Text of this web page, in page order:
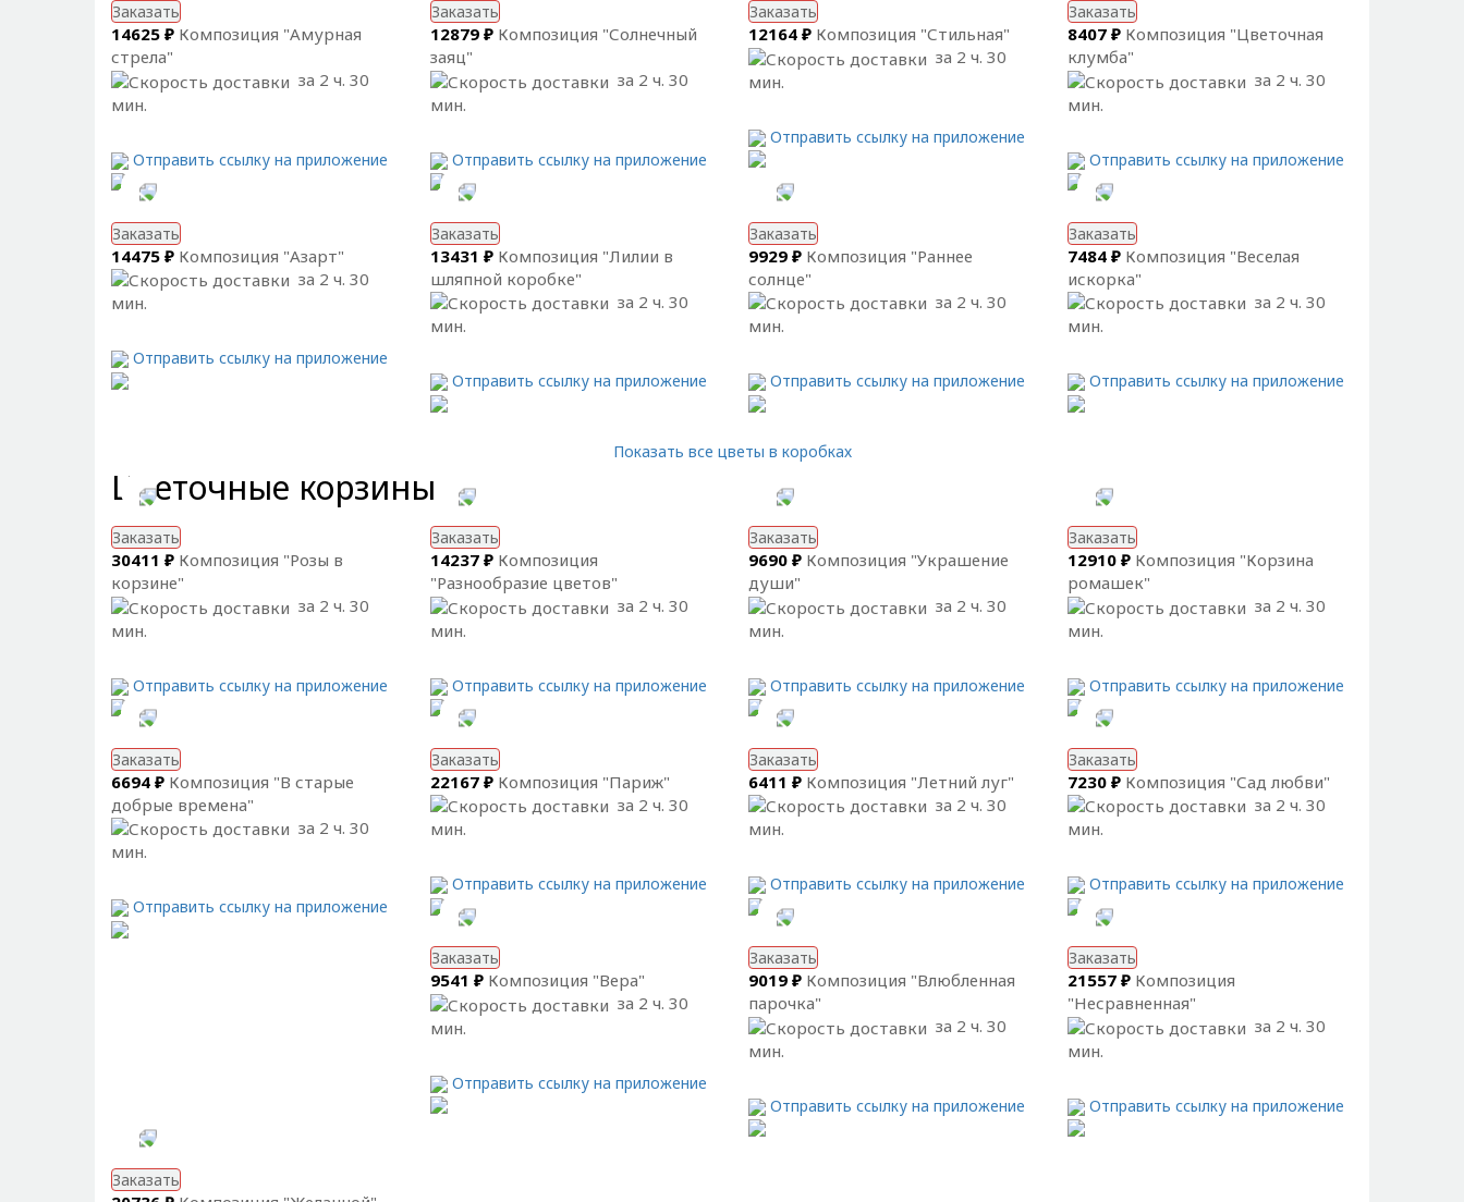
Заказать
14625 ₽ Композиция "Амурная
стрела"
за 2 ч. 30
мин.
Отправить ссылку на приложение
Заказать
12879 ₽ Композиция "Солнечный
заяц"
за 2 ч. 30
мин.
Отправить ссылку на приложение
Заказать
12164 ₽ Композиция "Стильная"
за 2 ч. 30
мин.
Отправить ссылку на приложение
Заказать
8407 ₽ Композиция "Цветочная
клумба"
за 2 ч. 30
мин.
Отправить ссылку на приложение
Заказать
14475 ₽ Композиция "Азарт"
за 2 ч. 30
мин.
Отправить ссылку на приложение
Заказать
13431 ₽ Композиция "Лилии в
шляпной коробке"
за 2 ч. 30
мин.
Отправить ссылку на приложение
Заказать
9929 ₽ Композиция "Раннее
солнце"
за 2 ч. 30
мин.
Отправить ссылку на приложение
Заказать
7484 ₽ Композиция "Веселая
искорка"
за 2 ч. 30
мин.
Отправить ссылку на приложение
Показать все цветы в коробках
Цветочные корзины
Заказать
30411 ₽ Композиция "Розы в
корзине"
за 2 ч. 30
мин.
Отправить ссылку на приложение
Заказать
14237 ₽ Композиция
"Разнообразие цветов"
за 2 ч. 30
мин.
Отправить ссылку на приложение
Заказать
9690 ₽ Композиция "Украшение
души"
за 2 ч. 30
мин.
Отправить ссылку на приложение
Заказать
12910 ₽ Композиция "Корзина
ромашек"
за 2 ч. 30
мин.
Отправить ссылку на приложение
Заказать
6694 ₽ Композиция "В старые
добрые времена"
за 2 ч. 30
мин.
Отправить ссылку на приложение
Заказать
22167 ₽ Композиция "Париж"
за 2 ч. 30
мин.
Отправить ссылку на приложение
Заказать
6411 ₽ Композиция "Летний луг"
за 2 ч. 30
мин.
Отправить ссылку на приложение
Заказать
7230 ₽ Композиция "Сад любви"
за 2 ч. 30
мин.
Отправить ссылку на приложение
Заказать
9541 ₽ Композиция "Вера"
за 2 ч. 30
мин.
Отправить ссылку на приложение
Заказать
9019 ₽ Композиция "Влюбленная
парочка"
за 2 ч. 30
мин.
Отправить ссылку на приложение
Заказать
21557 ₽ Композиция
"Несравненная"
за 2 ч. 30
мин.
Отправить ссылку на приложение
Заказать